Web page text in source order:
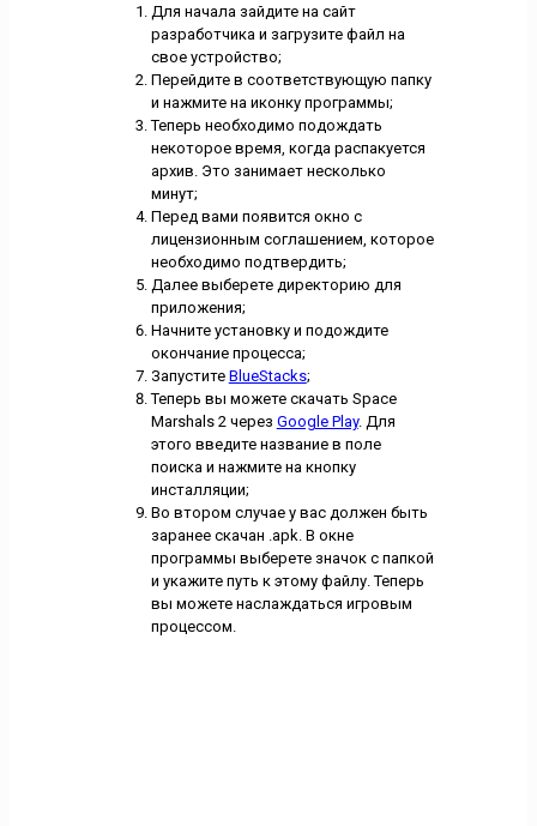
Для начала зайдите на сайт
разработчика и загрузите файл на
свое устройство;
Перейдите в соответствующую папку
и нажмите на иконку программы;
Теперь необходимо подождать
некоторое время, когда распакуется
архив. Это занимает несколько
минут;
Перед вами появится окно с
лицензионным соглашением, которое
необходимо подтвердить;
Далее выберете директорию для
приложения;
Начните установку и подождите
окончание процесса;
Запустите BlueStacks;
Теперь вы можете скачать Space
Marshals 2 через Google Play. Для
этого введите название в поле
поиска и нажмите на кнопку
инсталляции;
Во втором случае у вас должен быть
заранее скачан .apk. В окне
программы выберете значок с папкой
и укажите путь к этому файлу. Теперь
вы можете наслаждаться игровым
процессом.